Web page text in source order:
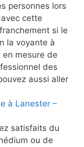
personnes lors
cette
si le
la voyante à
en mesure de
des
aussi aller
à Lanester –
satisfaits du
ou de